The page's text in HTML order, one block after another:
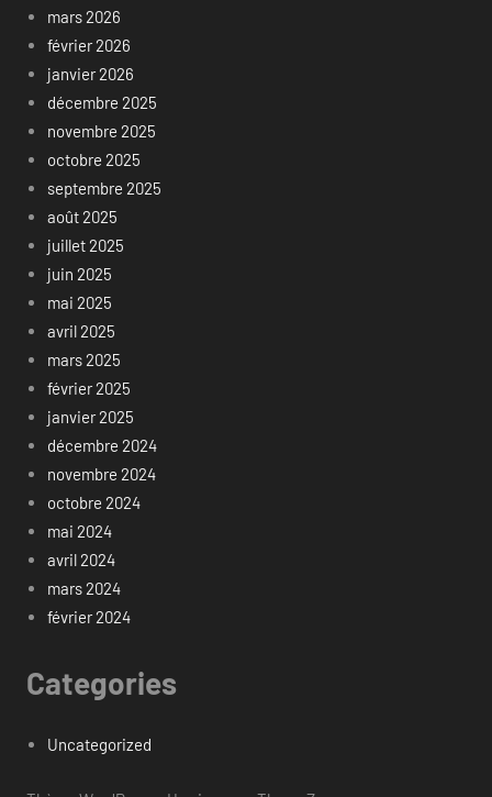
mars 2026
février 2026
janvier 2026
décembre 2025
novembre 2025
octobre 2025
septembre 2025
août 2025
juillet 2025
juin 2025
mai 2025
avril 2025
mars 2025
février 2025
janvier 2025
décembre 2024
novembre 2024
octobre 2024
mai 2024
avril 2024
mars 2024
février 2024
Categories
Uncategorized